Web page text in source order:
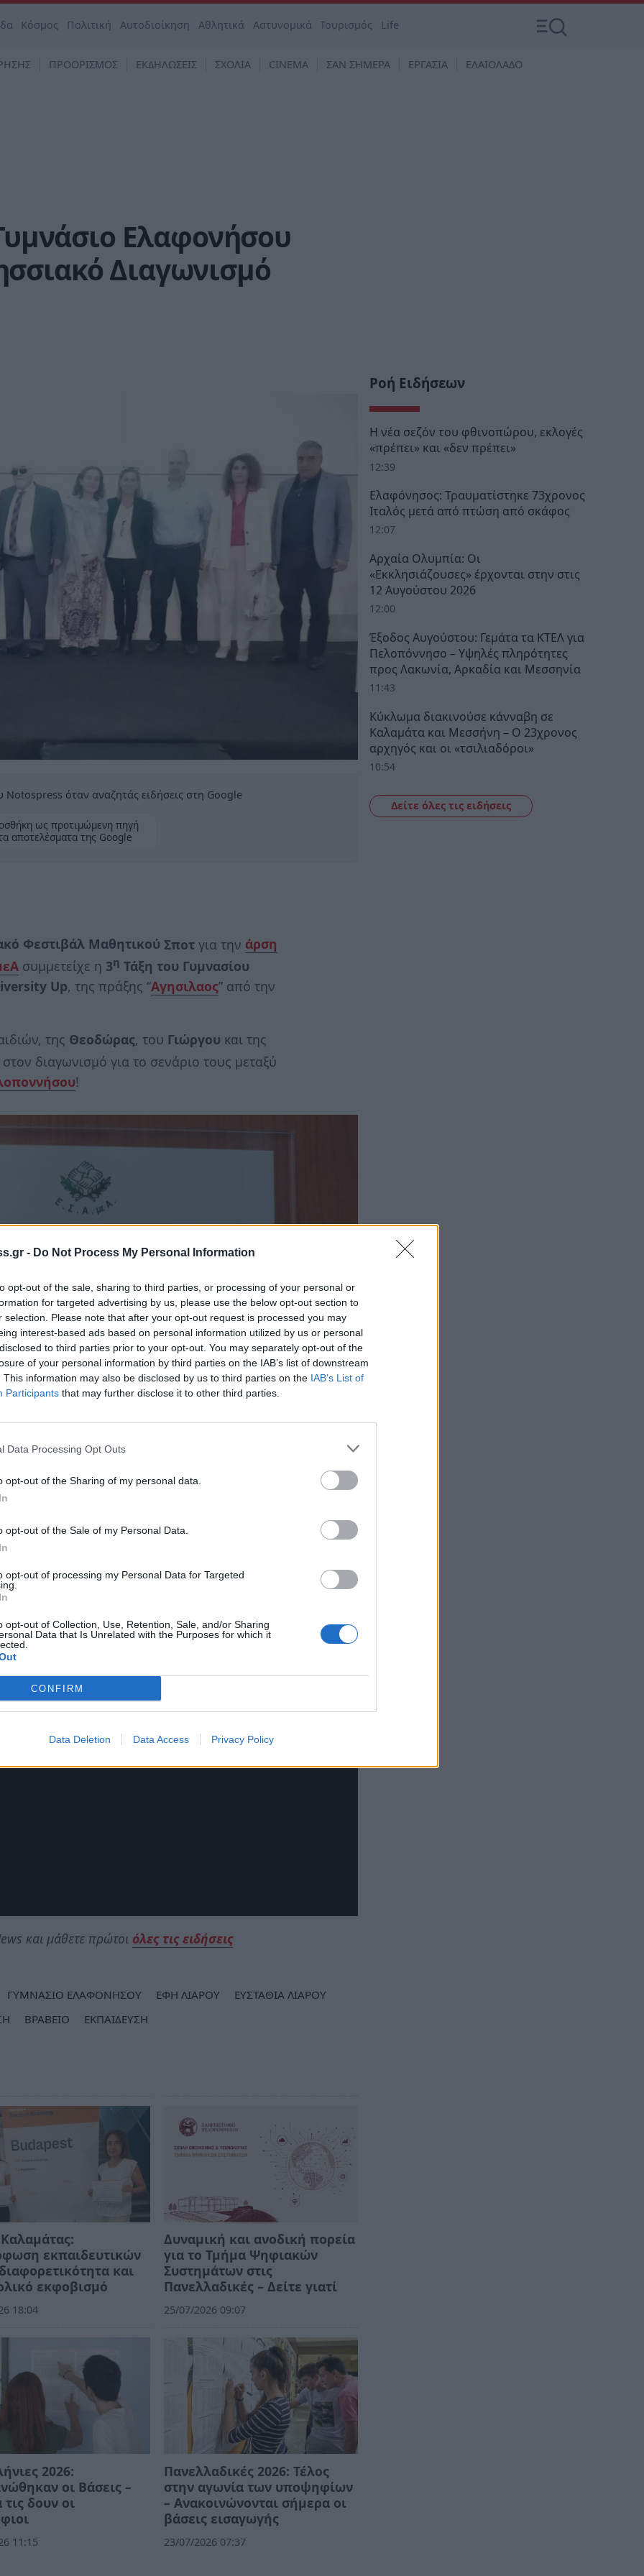
- Do Not Process My Personal Information
opt-out of the sale, sharing to third parties, or processing of your personal or
for targeted advertising by us, please use the below opt-out section to
selection. Please note that after your opt-out request is processed you may
interest-based ads based on personal information utilized by us or personal
to third parties prior to your opt-out. You may separately opt-out of the
of your personal information by third parties on the IAB’s list of downstream
This information may also be disclosed by us to third parties on the IAB’s List of
Participants that may further disclose it to other third parties.
Data Processing Opt Outs
opt-out of the Sharing of my personal data.
opt-out of the Sale of my Personal Data.
opt-out of processing my Personal Data for Targeted
opt-out of Collection, Use, Retention, Sale, and/or Sharing
Data that Is Unrelated with the Purposes for which it
CONFIRM
Data Deletion Data Access Privacy Policy
Κόσμος Πολιτική Αυτοδιοίκηση Αθλητικά Αστυνομικά Τουρισμός Life
ΠΡΟΟΡΙΣΜΟΣ ΕΚΔΗΛΩΣΕΙΣ ΣΧΟΛΙΑ CINEMA ΣΑΝ ΣΗΜΕΡΑ ΕΡΓΑΣΙΑ ΕΛΑΙΟΛΑΔΟ
Ελαφονήσου
Διαγωνισμό
όταν αναζητάς ειδήσεις στη Google
ως προτιμώμενη πηγή
αποτελέσματα της Google
Φεστιβάλ Μαθητικού Σποτ για την άρση
συμμετείχε η 3η Τάξη του Γυμνασίου
Up, της πράξης “Αγησιλαος” από την
της Θεοδώρας, του Γιώργου και της
στον διαγωνισμό για το σενάριο τους μεταξύ
!
σκέψημας και στιςπροτεραιότητέςμας!
που τις αξίζετε!»,έλεγε η Δήμαρχος,
και μάθετε πρώτοι όλες τις ειδήσεις
ΓΥΜΝΑΣΙΟ ΕΛΑΦΟΝΗΣΟΥ ΕΦΗ ΛΙΑΡΟΥ
ΕΥΣΤΑΘΙΑ ΛΙΑΡΟΥ
ΒΡΑΒΕΙΟ ΕΚΠΑΙΔΕΥΣΗ
εκπαιδευτικών
και
εκφοβισμό
18:04
Δυναμική και ανοδική πορεία
για το Τμήμα Ψηφιακών
Συστημάτων στις
Πανελλαδικές – Δείτε γιατί
25/07/2026 09:07
2026:
οι Βάσεις –
δουν οι
11:15
Πανελλαδικές 2026: Τέλος
στην αγωνία των υποψηφίων
– Ανακοινώνονται σήμερα οι
βάσεις εισαγωγής
23/07/2026 07:37
Ροή Ειδήσεων
Η νέα σεζόν του φθινοπώρου, εκλογές
«πρέπει» και «δεν πρέπει»
12:39
Ελαφόνησος: Τραυματίστηκε 73χρονος
Ιταλός μετά από πτώση από σκάφος
12:07
Αρχαία Ολυμπία: Οι
«Εκκλησιάζουσες» έρχονται στην στις
12 Αυγούστου 2026
12:00
Έξοδος Αυγούστου: Γεμάτα τα ΚΤΕΛ για
Πελοπόννησο – Υψηλές πληρότητες
προς Λακωνία, Αρκαδία και Μεσσηνία
11:43
Κύκλωμα διακινούσε κάνναβη σε
Καλαμάτα και Μεσσήνη – Ο 23χρονος
αρχηγός και οι «τσιλιαδόροι»
10:54
Δείτε όλες τις ειδήσεις